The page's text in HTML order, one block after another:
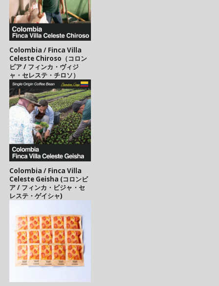
Colombia / Finca Villa
Celeste Chiroso（コロン
ビア / フィンカ・ヴィジ
ャ・セレステ・チロソ）
Colombia / Finca Villa
Celeste Geisha (コロンビ
ア / フィンカ・ビジャ・セ
レステ・ゲイシャ)